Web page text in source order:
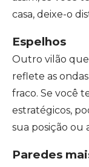
casa, deixe-o
Espelhos
Outro vilão
reflete as
fraco. Se você
estratégicos,
sua posição ou
Paredes